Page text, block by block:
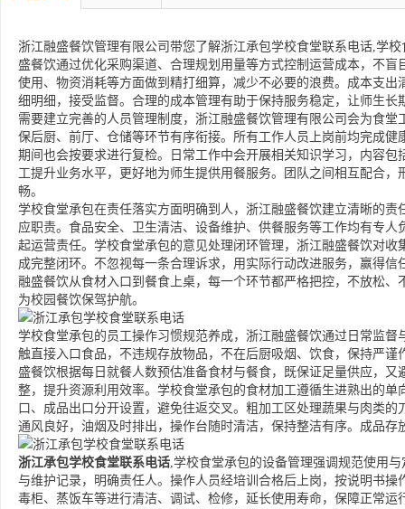
浙江融盛餐饮管理有限公司带您了解浙江承包学校食堂联系电话,学
盛餐饮通过优化采购渠道、合理规划用量等方式控制运营成本，不
使用、物资消耗等方面做到精打细算，减少不必要的浪费。成本支
细明细，接受监督。合理的成本管理有助于保持服务稳定，让师生
需要建立完善的人员管理制度，浙江融盛餐饮管理有限公司会为食
保后厨、前厅、仓储等环节有序衔接。所有工作人员上岗前均完成
期间也会按要求进行复检。日常工作中会开展相关知识学习，内容
工提升业务水平，更好地为师生提供用餐服务。团队之间相互配合
畅。
学校食堂承包在责任落实方面明确到人，浙江融盛餐饮建立清晰的
应职责。食品安全、卫生清洁、设备维护、供餐服务等工作均有专
起运营责任。学校食堂承包的意见处理闭环管理，浙江融盛餐饮对
成完整闭环。不忽视每一条合理诉求，用实际行动改进服务，赢得
融盛餐饮从食材入口到餐食上桌，每一个环节都严格把控，不放松
为校园餐饮保驾护航。
学校食堂承包的员工操作习惯规范养成，浙江融盛餐饮通过日常监
触直接入口食品，不违规存放物品，不在后厨吸烟、饮食，保持严
盛餐饮根据每日就餐人数预估准备食材与餐食，既保证足量供应，
整，提升资源利用效率。学校食堂承包的食材加工遵循生进熟出的
口、成品出口分开设置，避免往返交叉。粗加工区处理蔬果与肉类
通风良好，油烟及时排出，操作台随时清洁，保持整洁有序。成品
浙江承包学校食堂联系电话,学校食堂承包的设备管理强调规范使用
与维护记录，明确责任人。操作人员经培训合格后上岗，按说明书
毒柜、蒸饭车等进行清洁、调试、检修，延长使用寿命，保障正常